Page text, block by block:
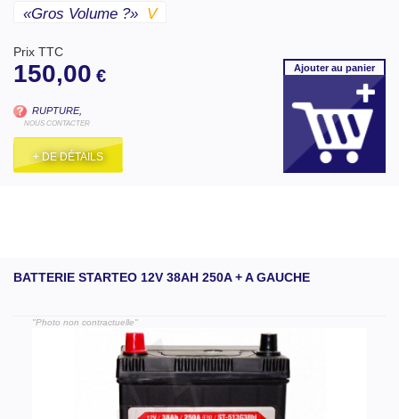
«gros Volume ?» V
Prix TTC
150,00 €
RUPTURE,
NOUS CONTACTER
+ DE DÉTAILS
Ajouterau panier
BATTERIE STARTEO 12V 38AH 250A + A GAUCHE
"Photo non contractuelle"